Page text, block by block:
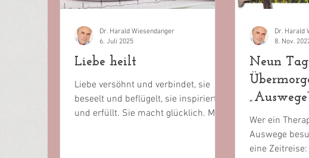
Liebe heilt
Liebe versöhnt und verbindet, sie
beseelt und beflügelt, sie inspiriert
und erfüllt. Sie macht glücklich. Mehr
Dr. Harald Wiesendanger
6. Juli 2025
Neun
Klinik
Wer ein
Auswege
eine
Dr. Harald
8. Nov.